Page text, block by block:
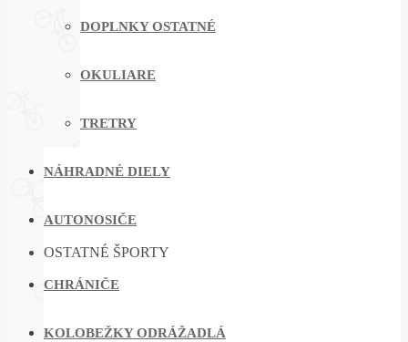
DOPLNKY OSTATNÉ
OKULIARE
TRETRY
NÁHRADNÉ DIELY
AUTONOSIČE
OSTATNÉ ŠPORTY
CHRÁNIČE
KOLOBEŽKY ODRÁŽADLÁ